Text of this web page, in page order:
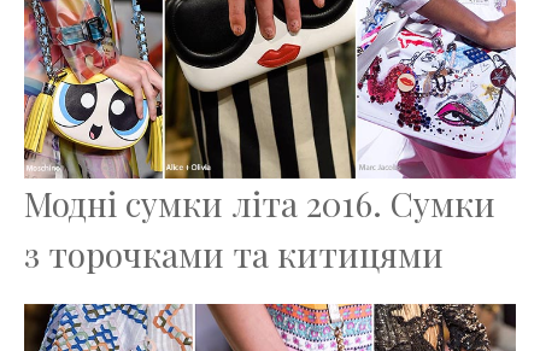
Модні сумки літа 2016. Сумки
з торочками та китицями